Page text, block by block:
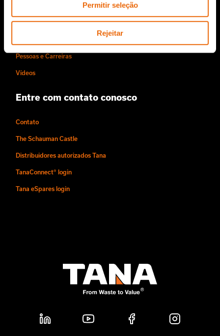
Permitir seleção
Rejeitar
Sustentabilidade
Pessoas e Carreiras
Vídeos
Entre com contato conosco
Contato
The Schauman Castle
Distribuidores autorizados Tana
TanaConnect® login
Tana eSpares login